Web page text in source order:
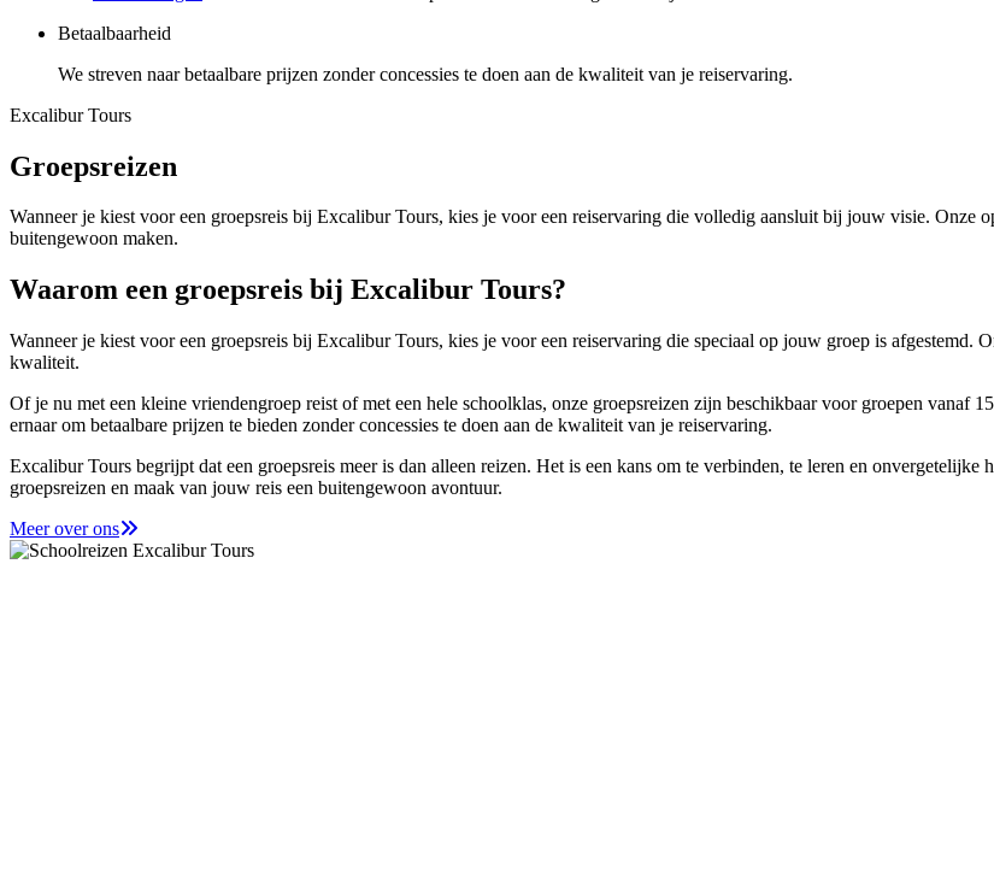
Betaalbaarheid
We streven naar betaalbare prijzen zonder concessies te doen aan de kwaliteit van je reiservaring.
Excalibur Tours
Groepsreizen
Wanneer je kiest voor een groepsreis bij Excalibur Tours, kies je voor een reiservaring die volledig aansluit bij jouw visie. Onze
buitengewoon maken.
Waarom een groepsreis bij Excalibur Tours?
Wanneer je kiest voor een groepsreis bij Excalibur Tours, kies je voor een reiservaring die speciaal op jouw groep is afgestemd.
kwaliteit.
Of je nu met een kleine vriendengroep reist of met een hele schoolklas, onze groepsreizen zijn beschikbaar voor groepen vanaf
ernaar om betaalbare prijzen te bieden zonder concessies te doen aan de kwaliteit van je reiservaring.
Excalibur Tours begrijpt dat een groepsreis meer is dan alleen reizen. Het is een kans om te verbinden, te leren en
groepsreizen en maak van jouw reis een buitengewoon avontuur.
Meer over ons